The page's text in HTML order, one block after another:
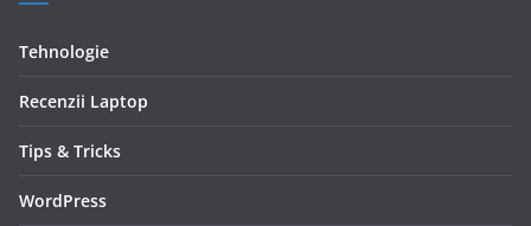
Tehnologie
Recenzii Laptop
Tips & Tricks
WordPress